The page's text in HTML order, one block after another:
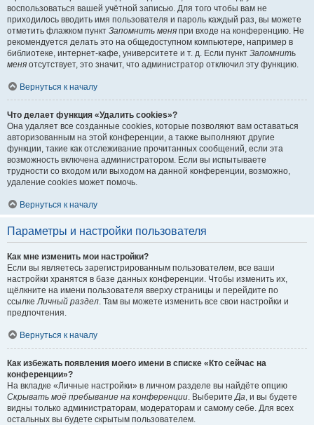
воспользоваться вашей учётной записью. Для того чтобы вам не
приходилось вводить имя пользователя и пароль каждый раз, вы можете
отметить флажком пункт Запомнить меня при входе на конференцию. Не
рекомендуется делать это на общедоступном компьютере, например в
библиотеке, интернет-кафе, университете и т. д. Если пункт Запомнить
меня отсутствует, это значит, что администратор отключил эту функцию.
Вернуться к началу
Что делает функция «Удалить cookies»?
Она удаляет все созданные cookies, которые позволяют вам оставаться
авторизованным на этой конференции, а также выполняют другие
функции, такие как отслеживание прочитанных сообщений, если эта
возможность включена администратором. Если вы испытываете
трудности со входом или выходом на данной конференции, возможно,
удаление cookies может помочь.
Вернуться к началу
Параметры и настройки пользователя
Как мне изменить мои настройки?
Если вы являетесь зарегистрированным пользователем, все ваши
настройки хранятся в базе данных конференции. Чтобы изменить их,
щёлкните на имени пользователя вверху страницы и перейдите по
ссылкеЛичный раздел. Там вы можете изменить все свои настройки и
предпочтения.
Вернуться к началу
Как избежать появления моего имени в списке «Кто сейчас на
конференции»?
На вкладке «Личные настройки» в личном разделе вы найдёте опцию
Скрывать моё пребывание на конференции. ВыберитеДа, и вы будете
видны только администраторам, модераторам и самому себе. Для всех
остальных вы будете скрытым пользователем.